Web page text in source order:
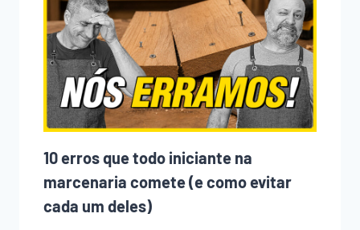
10 erros que todo iniciante na
marcenaria comete (e como evitar
cada um deles)